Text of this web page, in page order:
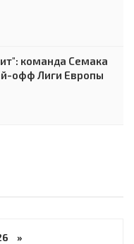
команда Семака
офф Лиги Европы
»